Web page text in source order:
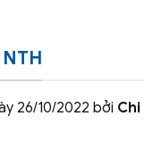
26/10/2022 bởi Chi